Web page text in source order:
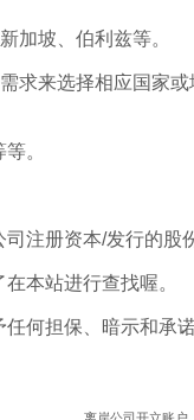
加坡、伯利兹等。
求来选择相应国家
。
注册资本/发行的股
本站进行查找喔。
何担保、暗示和承